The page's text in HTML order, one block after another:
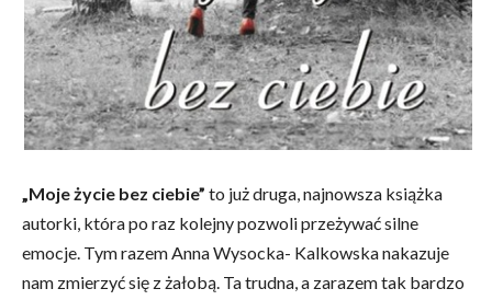
„Moje życie bez ciebie” to już druga, najnowsza książka
autorki, która po raz kolejny pozwoli przeżywać silne
emocje. Tym razem Anna Wysocka- Kalkowska nakazuje
nam zmierzyć się z żałobą. Ta trudna, a zarazem tak bardzo